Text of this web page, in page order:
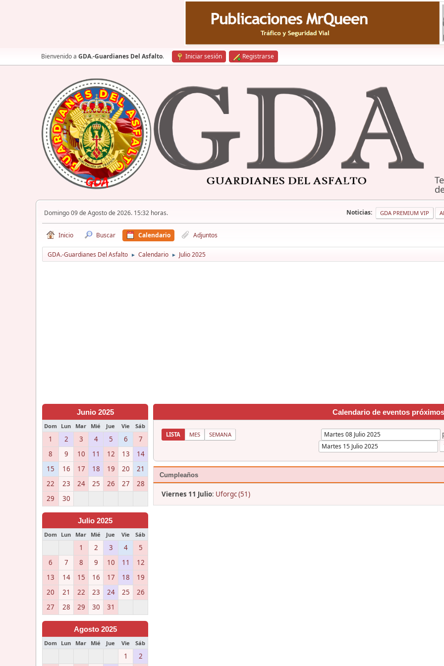
Bienvenido a GDA.-Guardianes Del Asfalto. Iniciar sesión Registrarse
Domingo 09 de Agosto de 2026. 15:32 horas. Noticias: GDA PREMIUM VIP
Inicio Buscar Calendario Adjuntos
GDA.-Guardianes Del Asfalto ► Calendario ► Julio 2025
Junio 2025
Dom Lun Mar Mié Jue Vie Sáb
1 2 3 4 5 6
7
8
9 10 11 12 13
14
15
16 17 18 19 20
21
22
23 24 25 26 27
28
29
30
Julio 2025
Dom Lun Mar Mié Jue Vie Sáb
1 2 3 4
5
6
7 8 9 10 11
12
13
14 15 16 17 18
19
20
21 22 23 24 25
26
27
28 29 30 31
Agosto 2025
Dom Lun Mar Mié Jue Vie Sáb
1 2
Calendario de eventos próximos
LISTA MES SEMANA
Cumpleaños
Viernes 11 Julio: Uforgc (51)